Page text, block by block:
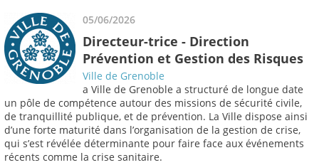
05/06/2026
Directeur-trice - Direction
Prévention et Gestion des Risques
Ville de Grenoble
a Ville de Grenoble a structuré de longue date
un pôle de compétence autour des missions de sécurité civile,
de tranquillité publique, et de prévention. La Ville dispose ainsi
d’une forte maturité dans l’organisation de la gestion de crise,
qui s’est révélée déterminante pour faire face aux événements
récents comme la crise sanitaire.